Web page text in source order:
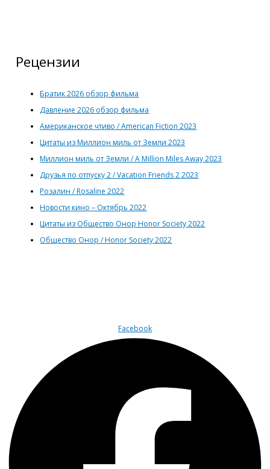
Рецензии
Братик 2026 обзор фильма
Давление 2026 обзор фильма
Американское чтиво / American Fiction 2023
Цитаты из Миллион миль от Земли 2023
Миллион миль от Земли / A Million Miles Away 2023
Друзья по отпуску 2 / Vacation Friends 2 2023
Розалин / Rosaline 2022
Новости кино – Октябрь 2022
Цитаты из Общество Онор Honor Society 2022
Общество Онор / Honor Society 2022
Facebook